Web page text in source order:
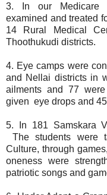
3. In our Medicare
examined and treated
14 Rural Medical
Thoothukudi districts.
4. Eye camps were
and Nellai districts in
ailments and 77
given eye drops and
5. In 181 Samskara
The students were
Culture, through
oneness were
patriotic songs and